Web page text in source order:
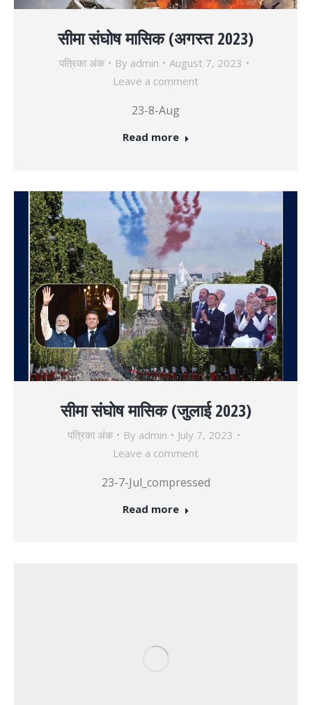
सीमा संघोष मासिक (अगस्त 2023)
पत्रिका अंक By admin
August 7, 2023
Leave a comment
23-8-Aug
Read more
सीमा संघोष मासिक (जुलाई 2023)
पत्रिका अंक By admin
July 7, 2023
Leave a comment
23-7-Jul_compressed
Read more